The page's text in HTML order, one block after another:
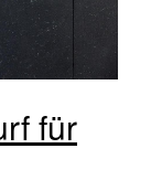
für